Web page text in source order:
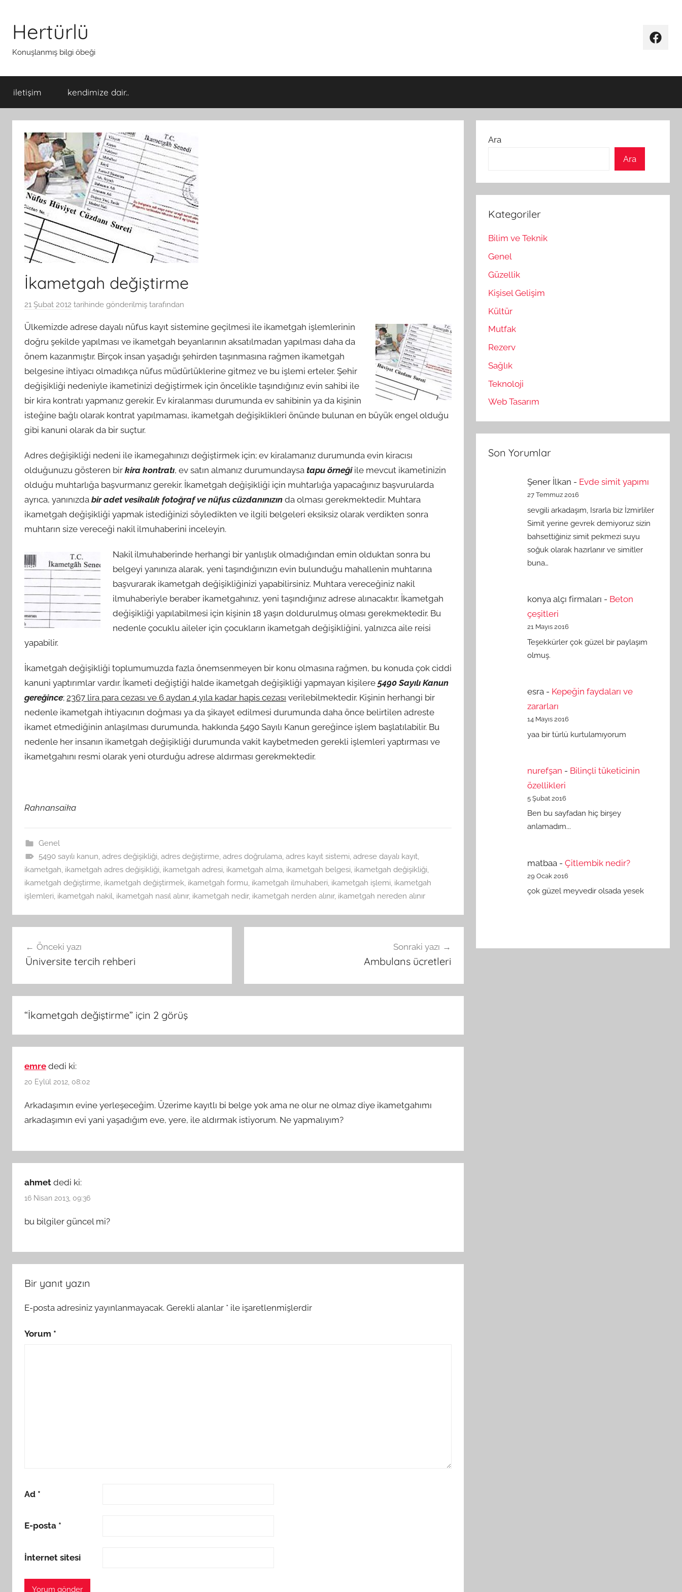
Hertürlü
Konuşlanmış bilgi öbeği
iletişim kendimize dair..
İkametgah değiştirme
21 Şubat 2012 tarihinde gönderilmiş tarafından
Ülkemizde adrese dayalı nüfus kayıt sistemine geçilmesi ile ikametgah işlemlerinin
doğru şekilde yapılması ve ikametgah beyanlarının aksatılmadan yapılması daha da
önem kazanmıştır. Birçok insan yaşadığı şehirden taşınmasına rağmen ikametgah
belgesine ihtiyacı olmadıkça nüfus müdürlüklerine gitmez ve bu işlemi erteler. Şehir
değişikliği nedeniyle ikametinizi değiştirmek için öncelikle taşındığınız evin sahibi ile
bir kira kontratı yapmanız gerekir. Ev kiralanması durumunda ev sahibinin ya da kişinin
isteğine bağlı olarak kontrat yapılmaması, ikametgah değişiklikleri önünde bulunan en büyük engel olduğu
gibi kanuni olarak da bir suçtur.
Adres değişikliği nedeni ile ikamegahınızı değiştirmek için; ev kiralamanız durumunda evin kiracısı
olduğunuzu gösteren bir kira kontratı, ev satın almanız durumundaysa tapu örneğiile mevcut ikametinizin
olduğu muhtarlığa başvurmanız gerekir. İkametgah değişikliği için muhtarlığa yapacağınız başvurularda
ayrıca, yanınızda bir adet vesikalık fotoğraf ve nüfus cüzdanınızın da olması gerekmektedir. Muhtara
ikametgah değişikliği yapmak istediğinizi söyledikten ve ilgili belgeleri eksiksiz olarak verdikten sonra
muhtarın size vereceği nakil ilmuhaberini inceleyin.
Nakil ilmuhaberinde herhangi bir yanlışlık olmadığından emin olduktan sonra bu
belgeyi yanınıza alarak, yeni taşındığınızın evin bulunduğu mahallenin muhtarına
başvurarak ikametgah değişikliğinizi yapabilirsiniz. Muhtara vereceğiniz nakil
ilmuhaberiyle beraber ikametgahınız, yeni taşındığınız adrese alınacaktır. İkametgah
değişikliği yapılabilmesi için kişinin 18 yaşın doldurulmuş olması gerekmektedir. Bu
nedenle çocuklu aileler için çocukların ikametgah değişikliğini, yalnızca aile reisi
yapabilir.
İkametgah değişikliği toplumumuzda fazla önemsenmeyen bir konu olmasına rağmen, bu konuda çok ciddi
kanuni yaptırımlar vardır. İkameti değiştiği halde ikametgah değişikliği yapmayan kişilere 5490 Sayılı Kanun
gereğince; 2367 lira para cezası ve 6 aydan 4 yıla kadar hapis cezası verilebilmektedir. Kişinin herhangi bir
nedenle ikametgah ihtiyacının doğması ya da şikayet edilmesi durumunda daha önce belirtilen adreste
ikamet etmediğinin anlaşılması durumunda, hakkında 5490 Sayılı Kanun gereğince işlem başlatılabilir. Bu
nedenle her insanın ikametgah değişikliği durumunda vakit kaybetmeden gerekli işlemleri yaptırması ve
ikametgahını resmi olarak yeni oturduğu adrese aldırması gerekmektedir.
Rahnansaika
Genel
5490 sayılı kanun, adres değişikliği, adres değiştirme, adres doğrulama, adres kayıt sistemi, adrese dayalı kayıt,
ikametgah, ikametgah adres değişikliği, ikametgah adresi, ikametgah alma, ikametgah belgesi, ikametgah değişikliği,
ikametgah değiştirme, ikametgah değiştirmek, ikametgah formu, ikametgah ilmuhaberi, ikametgah işlemi, ikametgah
işlemleri, ikametgah nakil, ikametgah nasıl alınır, ikametgah nedir, ikametgah nerden alınır, ikametgah nereden alınır
gezinmesi
Önceki yazı
Üniversite tercih rehberi
Sonraki yazı
Ambulans ücretleri
“İkametgah değiştirme” için 2 görüş
emre dedi ki:
20 Eylül 2012, 08:02
Arkadaşımın evine yerleşeceğim. Üzerime kayıtlı bi belge yok ama ne olur ne olmaz diye ikametgahımı
arkadaşımın evi yani yaşadığım eve, yere, ile aldırmak istiyorum. Ne yapmalıyım?
ahmet dedi ki:
16 Nisan 2013, 09:36
bu bilgiler güncel mi?
Bir yanıt yazın
E-posta adresiniz yayınlanmayacak. Gerekli alanlar * ile işaretlenmişlerdir
Yorum *
Ad *
E-posta *
İnternet sitesi
Ara
Ara
Kategoriler
Bilim ve Teknik
Genel
Güzellik
Kişisel Gelişim
Kültür
Mutfak
Rezerv
Sağlık
Teknoloji
Web Tasarım
Son Yorumlar
Şener İlkan - Evde simit yapımı
27 Temmuz 2016
sevgili arkadaşım, Israrla biz İzmirliler
Simit yerine gevrek demiyoruz sizin
bahsettiğiniz simit pekmezi suyu
soğuk olarak hazırlanır ve simitler
buna…
konya alçı firmaları - Beton
çeşitleri
21 Mayıs 2016
Teşekkürler çok güzel bir paylaşım
olmuş.
esra- Kepeğin faydaları ve
zararları
14 Mayıs 2016
yaa bir türlü kurtulamıyorum
nurefşan - Bilinçli tüketicinin
özellikleri
5 Şubat 2016
Ben bu sayfadan hiç birşey
anlamadım...
matbaa- Çitlembik nedir?
29 Ocak 2016
çok güzel meyvedir olsada yesek